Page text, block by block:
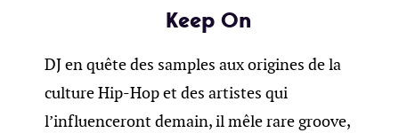
Keep On
DJ en quête des samples aux origines de la
culture Hip-Hop et des artistes qui
l’influenceront demain, il mêle rare groove,